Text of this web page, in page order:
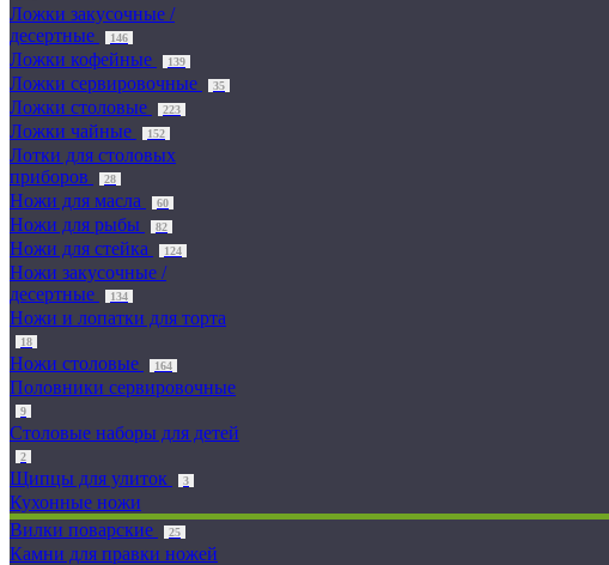
Ложки закусочные /
десертные
146
Ложки кофейные 139
Ложки сервировочные 35
Ложки столовые 223
Ложки чайные 152
Лотки для столовых
приборов
28
Ножи для масла 60
Ножи для рыбы 82
Ножи для стейка 124
Ножи закусочные /
десертные
134
Ножи и лопатки для торта
18
Ножи столовые 164
Половники сервировочные
9
Столовые наборы для детей
2
Щипцы для улиток 3
Кухонные ножи
Вилки поварские
25
Камни для правки ножей